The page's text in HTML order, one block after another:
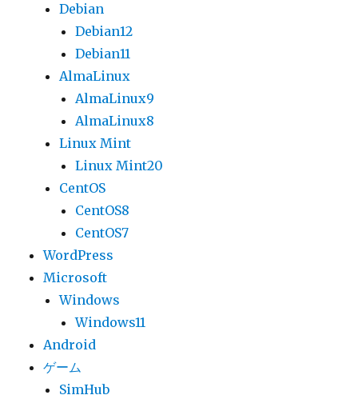
Debian
Debian12
Debian11
AlmaLinux
AlmaLinux9
AlmaLinux8
Linux Mint
Linux Mint20
CentOS
CentOS8
CentOS7
WordPress
Microsoft
Windows
Windows11
Android
ゲーム
SimHub